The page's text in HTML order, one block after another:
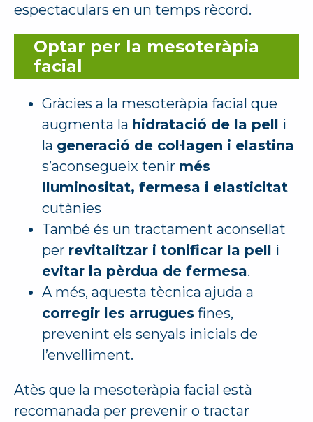
espectaculars en un temps rècord.
Optar per la mesoteràpia
facial
Gràcies a la mesoteràpia facial que
augmenta la hidratació de la pell i
la generació de col·lagen i elastina
s’aconsegueix tenir més
lluminositat, fermesa i elasticitat
cutànies
També és un tractament aconsellat
per revitalitzar i tonificar la pell i
evitar la pèrdua de fermesa.
A més, aquesta tècnica ajuda a
corregir les arrugues fines,
prevenint els senyals inicials de
l’envelliment.
Atès que la mesoteràpia facial està
recomanada per prevenir o tractar